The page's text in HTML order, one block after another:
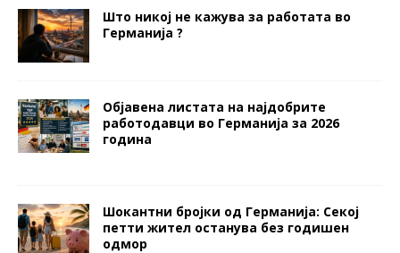
Што никој не кажува за работата во
Германија ?
Објавена листата на најдобрите
работодавци во Германија за 2026
година
Шокантни бројки од Германија: Секој
петти жител останува без годишен
одмор